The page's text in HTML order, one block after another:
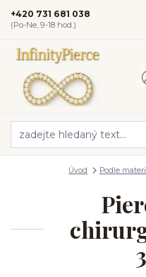
+420 731 681 038
(Po-Ne, 9-18 hod.)
Úvod Podle